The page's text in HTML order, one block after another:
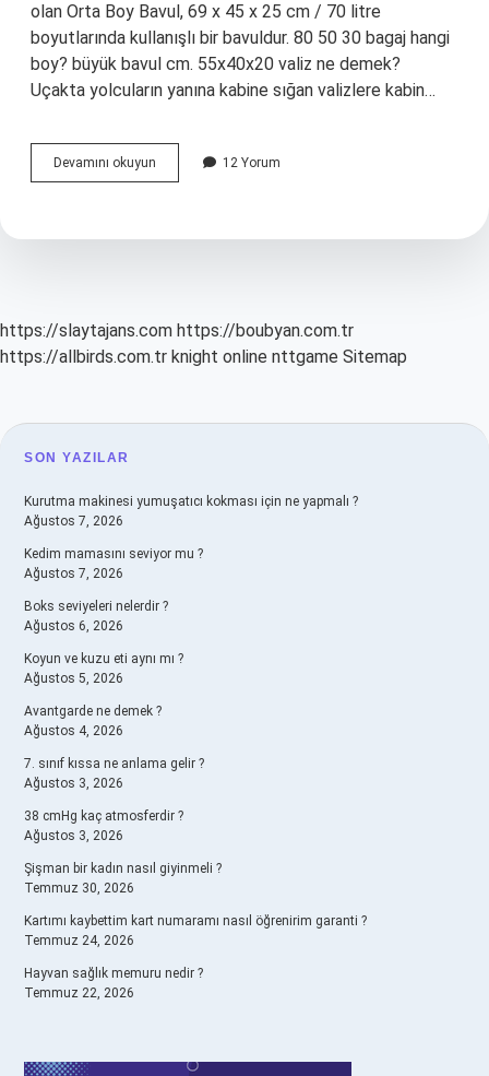
olan Orta Boy Bavul, 69 x 45 x 25 cm / 70 litre
boyutlarında kullanışlı bir bavuldur. 80 50 30 bagaj hangi
boy? büyük bavul cm. 55x40x20 valiz ne demek?
Uçakta yolcuların yanına kabine sığan valizlere kabin…
Devamını okuyun
Cm
Boy
12 Yorum
https://slaytajans.com https://boubyan.com.tr
https://allbirds.com.tr knight online nttgame Sitemap
SIDEBAR
SON YAZILAR
Kurutma makinesi yumuşatıcı kokması için ne yapmalı ?
Ağustos 7, 2026
Kedim mamasını seviyor mu ?
Ağustos 7, 2026
Boks seviyeleri nelerdir ?
Ağustos 6, 2026
Koyun ve kuzu eti aynı mı ?
Ağustos 5, 2026
Avantgarde ne demek ?
Ağustos 4, 2026
7. sınıf kıssa ne anlama gelir ?
Ağustos 3, 2026
38 cmHg kaç atmosferdir ?
Ağustos 3, 2026
Şişman bir kadın nasıl giyinmeli ?
Temmuz 30, 2026
Kartımı kaybettim kart numaramı nasıl öğrenirim garanti ?
Temmuz 24, 2026
Hayvan sağlık memuru nedir ?
Temmuz 22, 2026